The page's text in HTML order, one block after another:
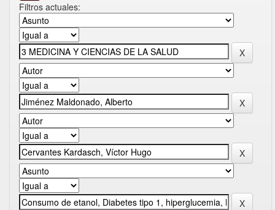
Filtros actuales: